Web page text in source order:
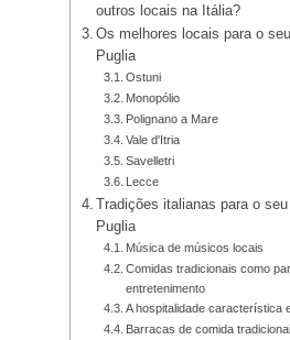
outros locais na Itália?
Os melhores locais para o
Puglia
Ostuni
Monopólio
Polignano a Mare
Vale d'Itria
Savelletri
Lecce
Tradições italianas para o
Puglia
Música de músicos locais
Comidas tradicionais como
entretenimento
A hospitalidade característica
Barracas de comida